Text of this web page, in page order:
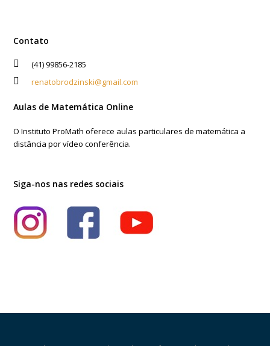
Contato
(41) 99856-2185
renatobrodzinski@gmail.com
Aulas de Matemática Online
O Instituto ProMath oferece aulas particulares de matemática a
distância por vídeo conferência.
Siga-nos nas redes sociais